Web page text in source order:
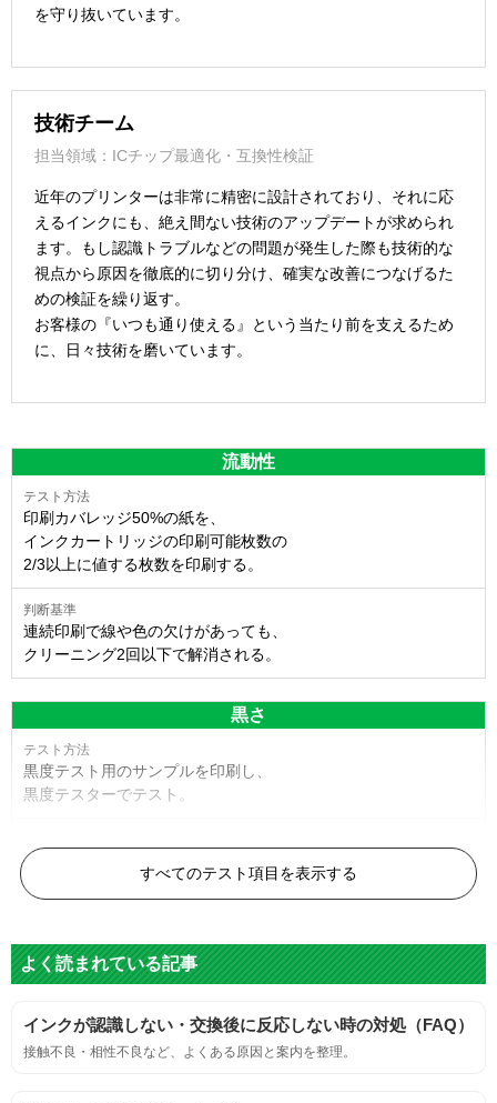
を守り抜いています。
技術チーム
担当領域：ICチップ最適化・互換性検証
近年のプリンターは非常に精密に設計されており、それに応
えるインクにも、絶え間ない技術のアップデートが求められ
ます。もし認識トラブルなどの問題が発生した際も技術的な
視点から原因を徹底的に切り分け、確実な改善につなげるた
めの検証を繰り返す。
お客様の『いつも通り使える』という当たり前を支えるため
に、日々技術を磨いています。
流動性
印刷カバレッジ50%の紙を、
インクカートリッジの印刷可能枚数の
2/3以上に値する枚数を印刷する。
連続印刷で線や色の欠けがあっても、
クリーニング2回以下で解消される。
黒さ
黒度テスト用のサンプルを印刷し、
黒度テスターでテスト。
黒度の技術基準に適合する。
標準カラーサンプルを印刷する。
鮮やか、リアル、彩度、シャープなど、
すべてのテスト項目を表示する
よく読まれている記事
インクが認識しない・交換後に反応しない時の対処（FAQ）
接触不良・相性不良など、よくある原因と案内を整理。